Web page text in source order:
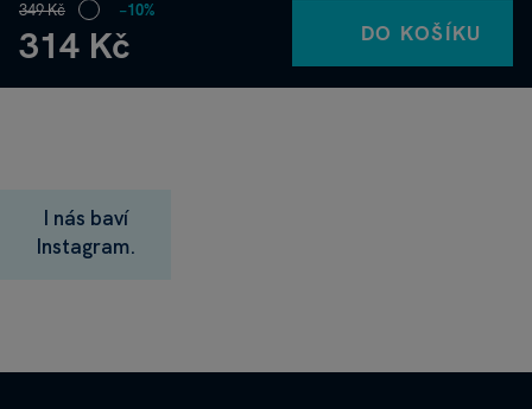
349 Kč
314 Kč
−10%
DO KOŠÍKU
I nás baví
Instagram.